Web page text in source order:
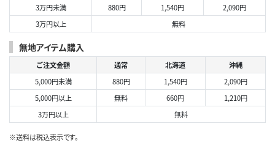
3万円未満
880円 1,540円
2,090円
3万円以上
無料
無地アイテム購入
ご注文金額 通常 北海道
沖縄
5,000円未満
880円 1,540円
2,090円
5,000円以上
無料 660円
1,210円
3万円以上
無料
※送料は税込表示です。